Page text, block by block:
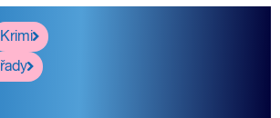
Krimi